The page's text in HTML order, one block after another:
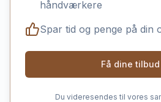
håndværkere
Spar tid og penge på din
Få dine
Du videresendes til vores